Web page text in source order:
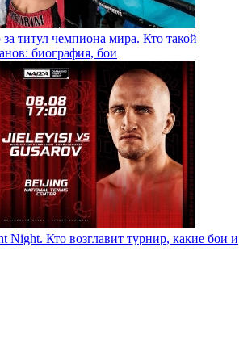
титул чемпиона мира. Кто такой
биография, бои
Night. Кто возглавит турнир, какие бои и